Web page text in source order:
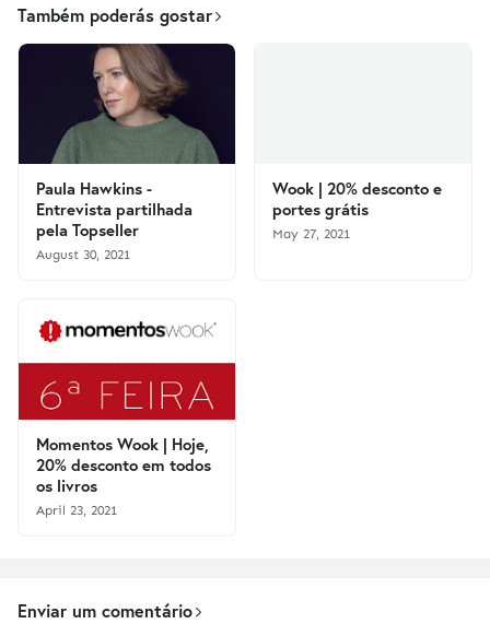
Também poderás gostar
Paula Hawkins -
Entrevista partilhada
pela Topseller
August 30, 2021
Wook | 20% desconto e
portes grátis
May 27, 2021
Momentos Wook | Hoje,
20% desconto em todos
os livros
April 23, 2021
Enviar um comentário